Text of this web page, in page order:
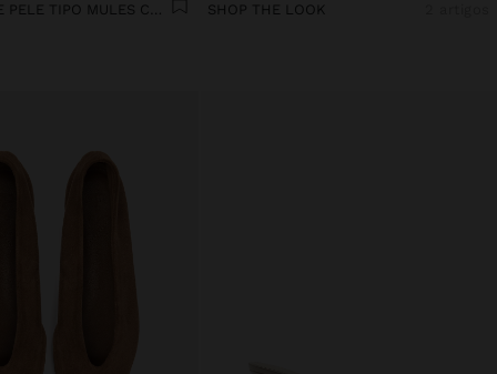
SABRINAS DE PELE TIPO MULES COM TIRA
SHOP THE LOOK